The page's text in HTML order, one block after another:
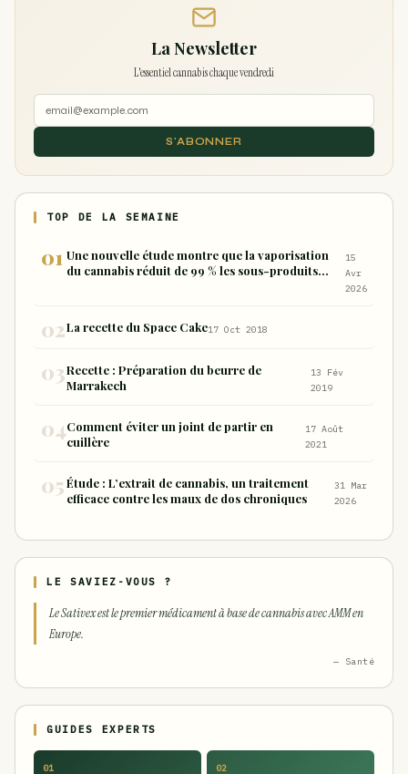
La Newsletter
L'essentiel cannabis chaque vendredi
S'ABONNER
TOP DE LA SEMAINE
Une nouvelle étude montre que la vaporisation
du cannabis réduit de 99 % les sous-produits
15
Avr
2026
La recette du Space Cake17 Oct 2018
Recette : Préparation du beurre de
Marrakech
13 Fév
2019
Comment éviter un joint de partir en
cuillère
17 Août
2021
Étude : L’extrait de cannabis, un traitement
efficace contre les maux de dos chroniques
31 Mar
2026
LE SAVIEZ-VOUS ?
Le Sativex est le premier médicament à base de cannabis avec AMM en
Europe.
— Santé
GUIDES EXPERTS
01 02